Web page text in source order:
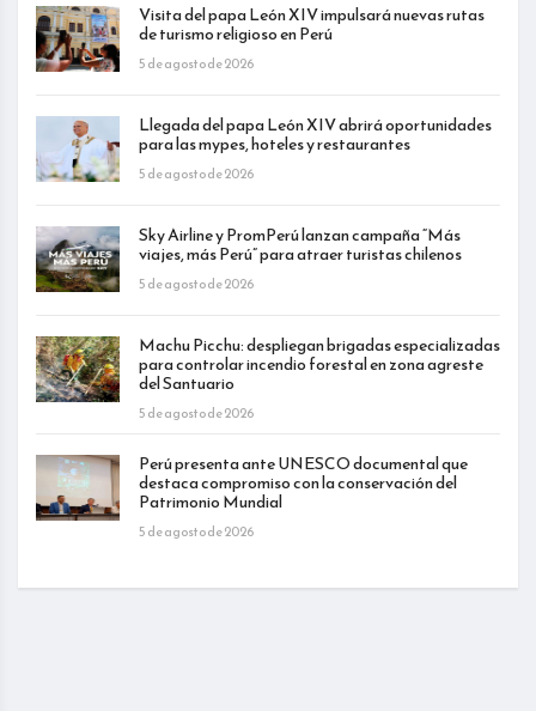
Visita del papa León XIV impulsará nuevas rutas
de turismo religioso en Perú
5 de agosto de 2026
Llegada del papa León XIV abrirá oportunidades
para las mypes, hoteles y restaurantes
5 de agosto de 2026
Sky Airline y PromPerú lanzan campaña “Más
viajes, más Perú” para atraer turistas chilenos
5 de agosto de 2026
Machu Picchu: despliegan brigadas especializadas
para controlar incendio forestal en zona agreste
del Santuario
5 de agosto de 2026
Perú presenta ante UNESCO documental que
destaca compromiso con la conservación del
Patrimonio Mundial
5 de agosto de 2026